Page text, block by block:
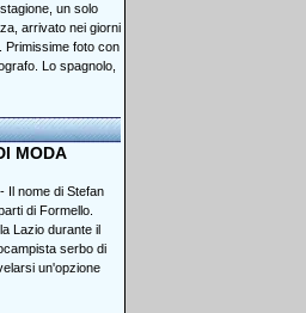
un solo
arrivato nei giorni
Primissime foto con
Lo spagnolo,
MODA
Il nome di Stefan
di Formello.
Lazio durante il
serbo di
un'opzione